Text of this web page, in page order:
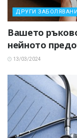
ДРУГИ
Вашето
нейното
13/03/2024